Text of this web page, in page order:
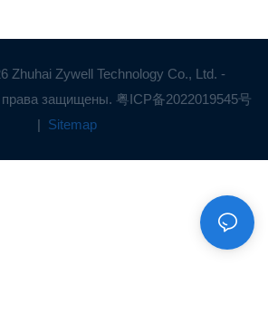
Zhuhai Zywell Technology Co., Ltd. -
защищены. 粤ICP备2022019545号
| Sitemap